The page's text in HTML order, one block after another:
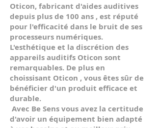
Oticon, fabricant d'aides auditives
depuis plus de 100 ans , est réputé
pour l'efficacité dans le bruit de ses
processeurs numériques.
L'esthétique et la discrétion des
appareils auditifs Oticon sont
remarquables. De plus en
choissisant Oticon , vous êtes sûr de
bénéficier d'un produit efficace et
durable.
Avec Be Sens vous avez la certitude
d'avoir un équipement bien adapté